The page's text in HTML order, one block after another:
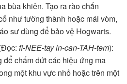
bùa khiên. Tạo ra rào chắn
như tường thành hoặc mái vòm,
sư dùng để bảo vệ Hogwarts.
fi-NEE-tay in-can-TAH-tem):
để chấm dứt các hiệu ứng ma
một khu vực nhỏ hoặc trên một